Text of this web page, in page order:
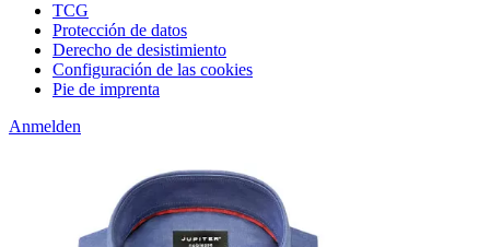
TCG
Protección de datos
Derecho de desistimiento
Configuración de las cookies
Pie de imprenta
Anmelden